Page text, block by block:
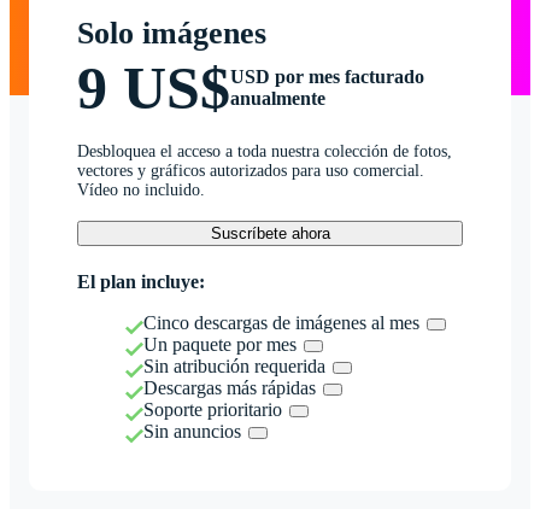
Solo imágenes
9 US$USD por mes facturado
anualmente
Desbloquea el acceso a toda nuestra colección de fotos,
vectores y gráficos autorizados para uso comercial.
Vídeo no incluido.
Suscríbete ahora
El plan incluye:
Cinco descargas de imágenes al mes
Un paquete por mes
Sin atribución requerida
Descargas más rápidas
Soporte prioritario
Sin anuncios